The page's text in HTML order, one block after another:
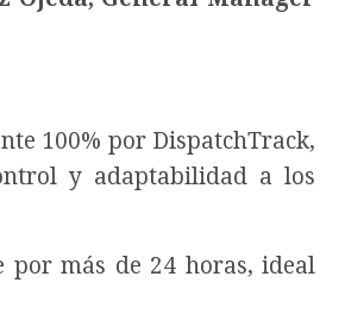
100% por DispatchTrack,
y adaptabilidad a los
por más de 24 horas, ideal